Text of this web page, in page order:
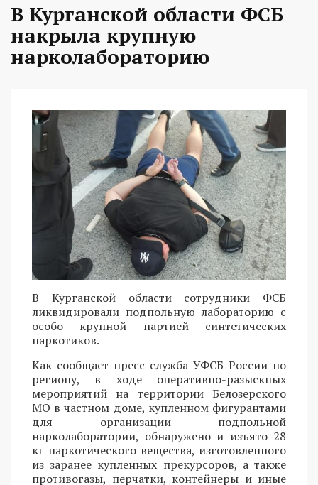
В Курганской области ФСБ
накрыла крупную
нарколабораторию
В Курганской области сотрудники ФСБ
ликвидировали подпольную лабораторию с
особо крупной партией синтетических
наркотиков.
Как сообщает пресс-служба УФСБ России по
региону, в ходе оперативно-разыскных
мероприятий на территории Белозерского
МО в частном доме, купленном фигурантами
для организации подпольной
нарколаборатории, обнаружено и изъято 28
кг наркотического вещества, изготовленного
из заранее купленных прекурсоров, а также
противогазы, перчатки, контейнеры и иные